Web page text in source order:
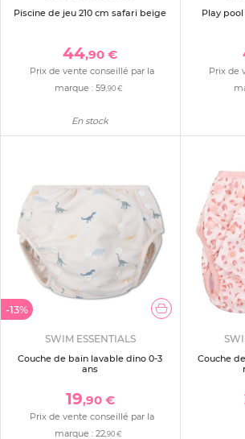
Piscine de jeu 210 cm safari beige
44,90 €
Prix de vente conseillé par la
marque : 59,90 €
En stock
Play
Prix de
-13%
SWIM ESSENTIALS
Couche de bain lavable dino 0-3
ans
19,90 €
Prix de vente conseillé par la
marque :22,90 €
Couche